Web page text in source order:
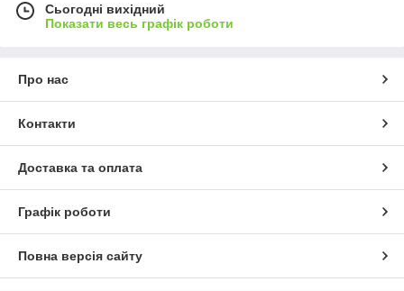
Сьогодні вихідний
Показати весь графік роботи
Про нас
Контакти
Доставка та оплата
Графік роботи
Повна версія сайту